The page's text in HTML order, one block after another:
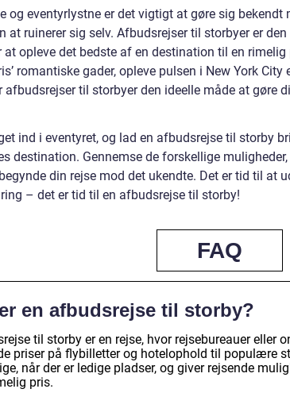
og eventyrlystne er det vigtigt at gøre sig
at ruinerer sig selv. Afbudsrejser til storbyer er
opleve det bedste af en destination til en
romantiske gader, opleve pulsen i New York
afbudsrejser til storbyer den ideelle måde at gøre
ind i eventyret, og lad en afbudsrejse til storby
destination. Gennemse de forskellige
din rejse mod det ukendte. Det er tid til at
– det er tid til en afbudsrejse til storby!
FAQ
en afbudsrejse til storby?
til storby er en rejse, hvor rejsebureauer eller
priser på flybilletter og hotelophold til populære
når der er ledige pladser, og giver rejsende
pris.